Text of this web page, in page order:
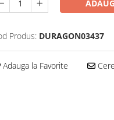
Produs: DURAGON03437
Adauga la Favorite